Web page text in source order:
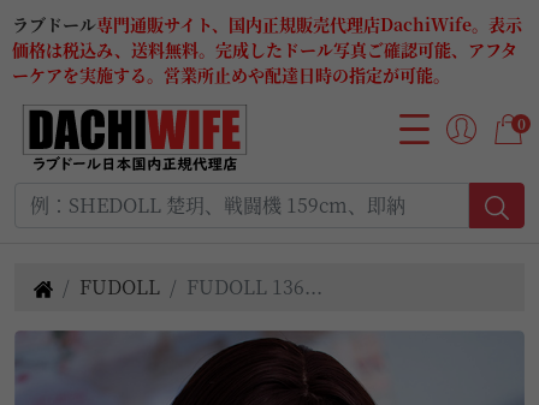
ラブドール専門通販サイト、国内正規販売代理店DachiWife。表示
価格は税込み、送料無料。完成したドール写真ご確認可能、アフタ
ーケアを実施する。営業所止めや配達日時の指定が可能。
0
FUDOLL FUDOLL 136...